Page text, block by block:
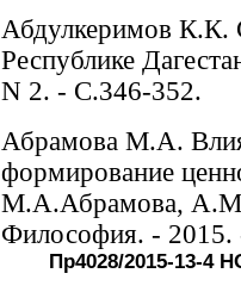
Абдулкеримов К.К.
Республике
N 2. - С.346-352.
Абрамова М.А.
формирование
М.А.Абрамова,
Философия. -
Пр4028/2015-13-4